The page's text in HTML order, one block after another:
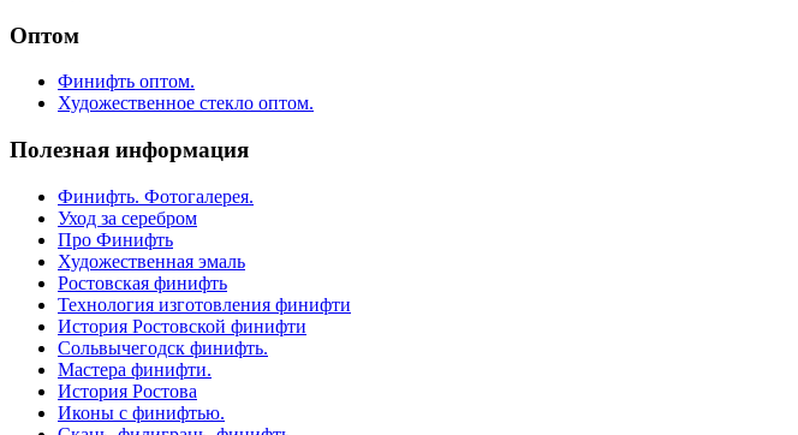
Оптом
Финифть оптом.
Художественное стекло оптом.
Полезная информация
Финифть. Фотогалерея.
Уход за серебром
Про Финифть
Художественная эмаль
Ростовская финифть
Технология изготовления финифти
История Ростовской финифти
Сольвычегодск финифть.
Мастера финифти.
История Ростова
Иконы с финифтью.